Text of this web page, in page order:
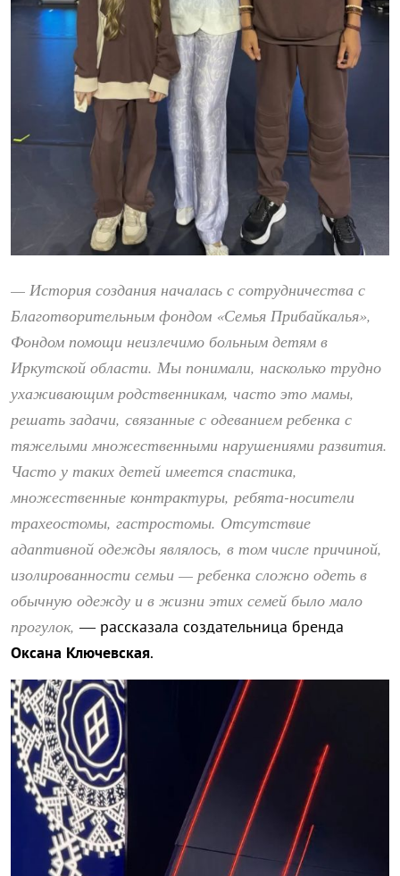
— История создания началась с сотрудничества с
Благотворительным фондом «Семья Прибайкалья»,
Фондом помощи неизлечимо больным детям в
Иркутской области. Мы понимали, насколько трудно
ухаживающим родственникам, часто это мамы,
решать задачи, связанные с одеванием ребенка с
тяжелыми множественными нарушениями развития.
Часто у таких детей имеется спастика,
множественные контрактуры, ребята-носители
трахеостомы, гастростомы. Отсутствие
адаптивной одежды являлось, в том числе причиной,
изолированности семьи — ребенка сложно одеть в
обычную одежду и в жизни этих семей было мало
прогулок, — рассказала создательница бренда
Оксана Ключевская.